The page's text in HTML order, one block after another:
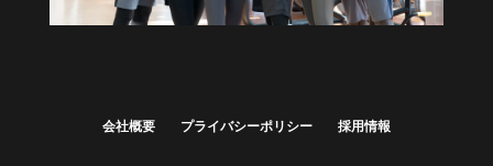
会社概要 プライバシーポリシー 採用情報